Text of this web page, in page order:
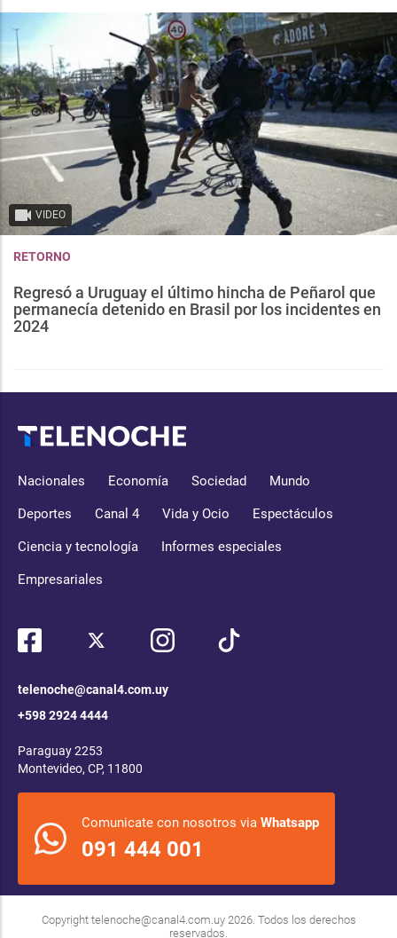
VIDEO
RETORNO
Regresó a Uruguay el último hincha de Peñarol que
permanecía detenido en Brasil por los incidentes en
2024
Nacionales Economía Sociedad Mundo
Deportes Canal 4 Vida y Ocio Espectáculos
Ciencia y tecnología Informes especiales
Empresariales
telenoche@canal4.com.uy
+598 2924 4444
Paraguay 2253
Montevideo, CP, 11800
Comunicate con nosotros via Whatsapp
091 444 001
Copyright telenoche@canal4.com.uy2026. Todos los derechos
reservados.